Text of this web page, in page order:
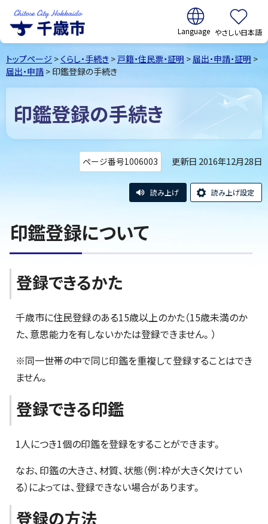
千歳市Chitose
City Hokkaido
翻訳:
やさしい日本語
トップページ > くらし・手続き > 戸籍・住民票・証明 >届出・申請・証明 >
届出・申請 > 印鑑登録の手続き
印鑑登録の手続き
ページ番号1006003 更新日 2016年12月28日
読み上げ 読み上げ設定
印鑑登録について
登録できるかた
千歳市に住民登録のある15歳以上のかた（15歳未満のか
た、意思能力を有しないかたは登録できません。）
※同一世帯の中で同じ印鑑を重複して登録することはでき
ません。
登録できる印鑑
1人につき1個の印鑑を登録をすることができます。
なお、印鑑の大きさ、材質、状態（例：枠が大きく欠けてい
る）によっては、登録できない場合があります。
登録の方法